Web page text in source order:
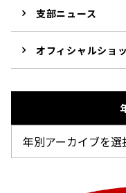
支部ニュース
オフィシャルショ